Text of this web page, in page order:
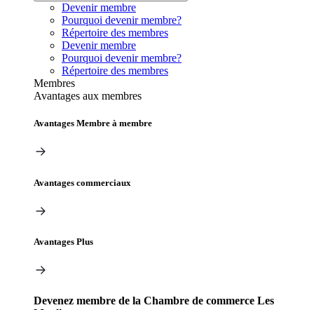
Devenir membre
Pourquoi devenir membre?
Répertoire des membres
Devenir membre
Pourquoi devenir membre?
Répertoire des membres
Membres
Avantages aux membres
Avantages Membre à membre
Avantages commerciaux
Avantages Plus
Devenez membre de la Chambre de commerce Les